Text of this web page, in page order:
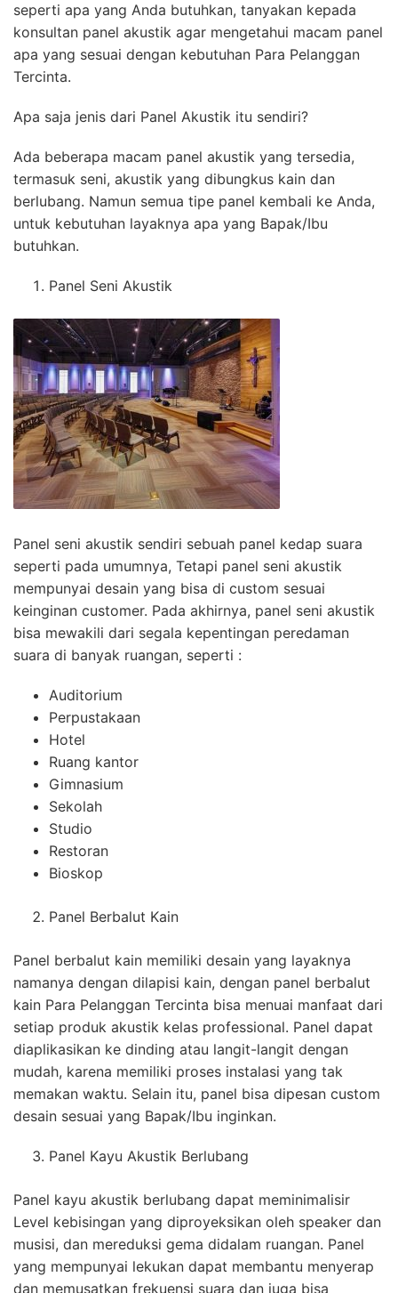
seperti apa yang Anda butuhkan, tanyakan kepada
konsultan panel akustik agar mengetahui macam panel
apa yang sesuai dengan kebutuhan Para Pelanggan
Tercinta.
Apa saja jenis dari Panel Akustik itu sendiri?
Ada beberapa macam panel akustik yang tersedia,
termasuk seni, akustik yang dibungkus kain dan
berlubang. Namun semua tipe panel kembali ke Anda,
untuk kebutuhan layaknya apa yang Bapak/Ibu
butuhkan.
Panel Seni Akustik
Panel seni akustik sendiri sebuah panel kedap suara
seperti pada umumnya, Tetapi panel seni akustik
mempunyai desain yang bisa di custom sesuai
keinginan customer. Pada akhirnya, panel seni akustik
bisa mewakili dari segala kepentingan peredaman
suara di banyak ruangan, seperti :
Auditorium
Perpustakaan
Hotel
Ruang kantor
Gimnasium
Sekolah
Studio
Restoran
Bioskop
Panel Berbalut Kain
Panel berbalut kain memiliki desain yang layaknya
namanya dengan dilapisi kain, dengan panel berbalut
kain Para Pelanggan Tercinta bisa menuai manfaat dari
setiap produk akustik kelas professional. Panel dapat
diaplikasikan ke dinding atau langit-langit dengan
mudah, karena memiliki proses instalasi yang tak
memakan waktu. Selain itu, panel bisa dipesan custom
desain sesuai yang Bapak/Ibu inginkan.
Panel Kayu Akustik Berlubang
Panel kayu akustik berlubang dapat meminimalisir
Level kebisingan yang diproyeksikan oleh speaker dan
musisi, dan mereduksi gema didalam ruangan. Panel
yang mempunyai lekukan dapat membantu menyerap
dan memusatkan frekuensi suara dan juga bisa